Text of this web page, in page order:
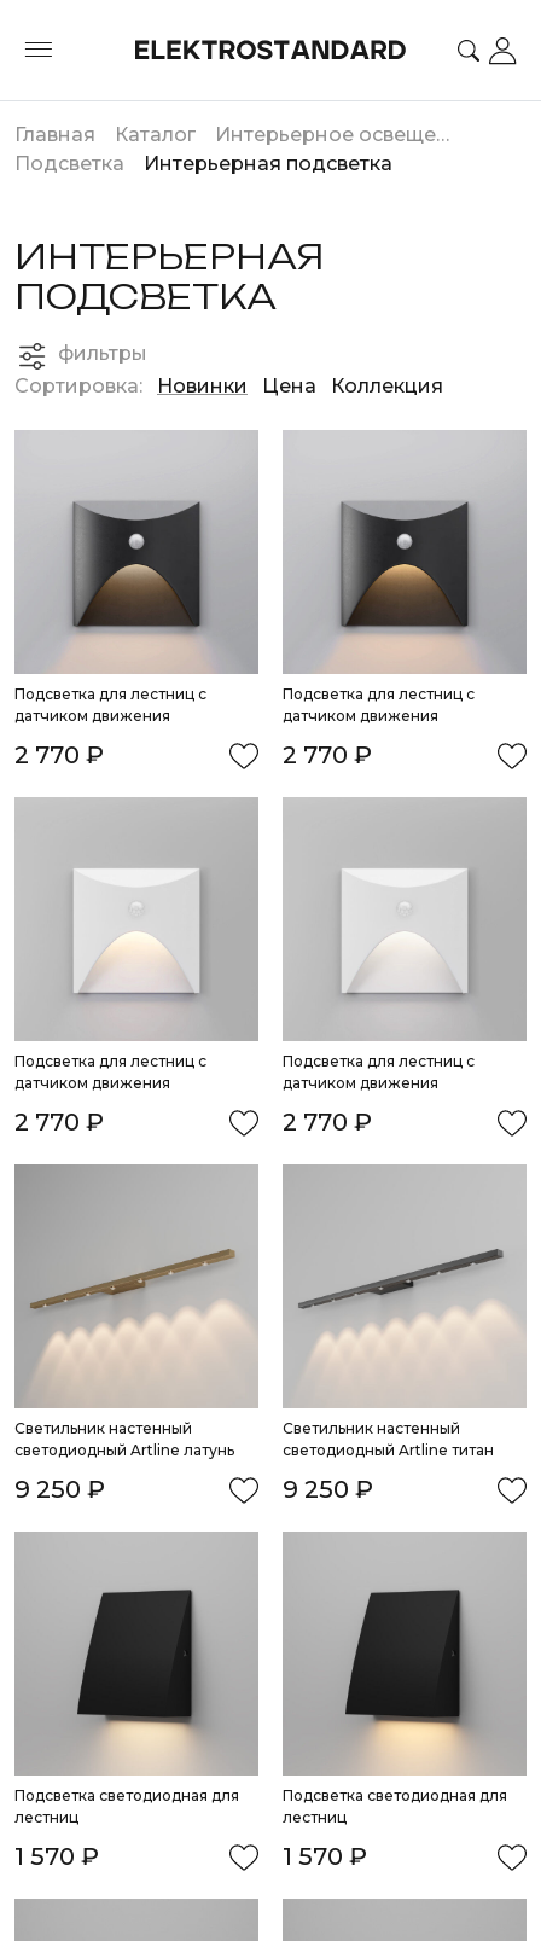
Главная Каталог
Интерьерное освещение
Подсветка
Интерьерная подсветка
ИНТЕРЬЕРНАЯ
ПОДСВЕТКА
фильтры
Сортировка:
Новинки Цена Коллекция
Подсветка для лестниц с
датчиком движения
2 770 ₽
Подсветка для лестниц с
датчиком движения
2 770 ₽
Подсветка для лестниц с
датчиком движения
2 770 ₽
Подсветка для лестниц с
датчиком движения
2 770 ₽
Светильник настенный
светодиодный Artline латунь
9 250 ₽
Светильник настенный
светодиодный Artline титан
9 250 ₽
Подсветка светодиодная для
лестниц
1 570 ₽
Подсветка светодиодная для
лестниц
1 570 ₽